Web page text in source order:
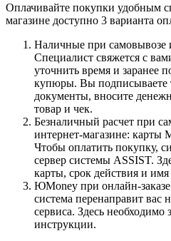
Оплачивайте покупки удобным
магазине доступно 3 варианта
Наличные при самовывозе
Специалист свяжется с
уточнить время и заранее
купюры. Вы подписываете
документы, вносите
товар и чек.
Безналичный расчет при
интернет-магазине: карты
Чтобы оплатить покупку,
сервер системы ASSIST.
карты, срок действия и имя
ЮMoney при онлайн-
система перенаправит вас
сервиса. Здесь
инструкции.